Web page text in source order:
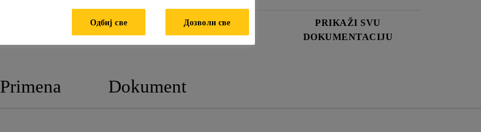
TEHNIČKI LIST
PROIZVODA
SAFETY DATA
SHEET
PRIKAŽI SVU
DOKUMENTACIJU
Primena Dokument
Одбиј све Дозволи све